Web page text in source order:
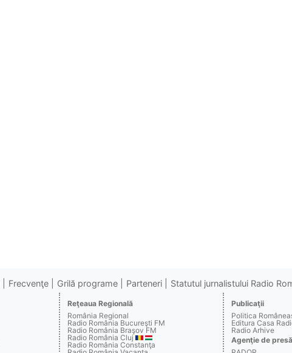
Frecvenţe Grilă programe Parteneri Statutul jurnalistului Radio
Reţeaua Regională
România Regional
Radio România Bucureşti FM
Radio România Braşov FM
Radio România Cluj
Radio România Constanţa
Publicaţii
Politica
Editura Casa
Radio Arhive
Agenţie de presă